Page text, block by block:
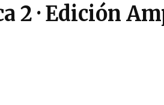
2 · Edición